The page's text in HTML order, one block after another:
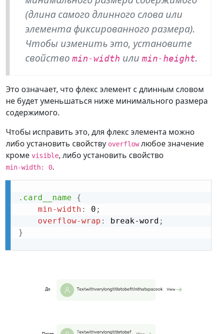
(длина самого длинного слова или
элемента фиксированного размера).
Чтобы изменить это, установите
свойство min-width или min-height.
Это означает, что флекс элемент с длинным словом
не будет уменьшаться ниже минимального размера
содержимого.
Чтобы исправить это, для флекс элемента можно
либо установить свойству overflowлюбое значение
кроме visible, либо установить свойство
min-width: 0.
.card__name
{
min-width : 0 ;
overflow-wrap : break-word ;
}